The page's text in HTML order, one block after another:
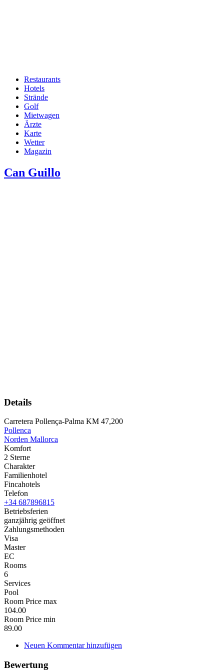
Hauptnavigation
Restaurants
Hotels
Strände
Golf
Mietwagen
Ärzte
Karte
Wetter
Magazin
Can Guillo
Details
Carretera Pollença-Palma KM 47,200
Pollenca
Norden Mallorca
Komfort
2 Sterne
Charakter
Familienhotel
Fincahotels
Telefon
+34 687896815
Betriebsferien
ganzjährig geöffnet
Zahlungsmethoden
Visa
Master
EC
Rooms
6
Services
Pool
Room Price max
104.00
Room Price min
89.00
Neuen Kommentar hinzufügen
Bewertung